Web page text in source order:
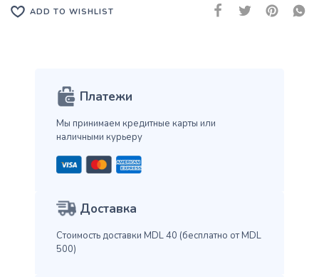
ADD TO WISHLIST
Платежи
Мы принимаем кредитные карты или
наличными курьеру
Доставка
Стоимость доставки MDL 40 (бесплатно от MDL
500)